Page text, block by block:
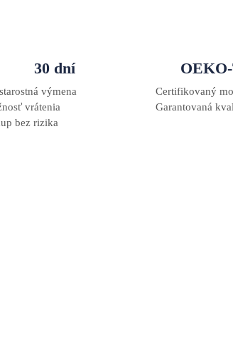
30 dní
výmena
vrátenia
bez rizika
Certifikovaný
Garantovaná